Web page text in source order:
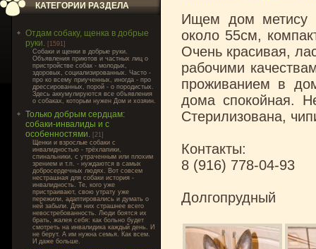
КАТЕГОРИИ РАЗДЕЛА
Отдам собаку, щенка в добрые
руки. [1591]
Cобаки и щенки в добрые руки.
Объявления приютов и частных лиц о
пристройстве собак - молодых,
здоровых, социализированных. Часто -
про ко всему приученных, иногда - про
дрессированных, порой - о породистых.
Здесь аккумулируются все объявления
о собаках, которым нужен Дом и хозяин.
Только добрым сердцам:
собаки-инвалиды и с
особенностями. [21]
Щенки и взрослые собаки с
инвалидностью - трёхлапики,
спинальники, с утраченным или плохим
зрением и т.п. - нуждаются в самых
добросердечных людях. Вот совсем
нестрашная для собаки история -
инвалидность. Те, кого уже
пристраивают, свою утрату уже
пережили, адаптировались и думать о
ней забыли. Для них страшнее всего
невостребованность. Люди боятся их
брать, жалея себя: как больно будет
смотреть на инвалидика каждый день. И
не берут. А им нужна семья. Как всем.
И даже больше.
Ищем дом метису
около 55см,
Очень красивая,
рабочими
проживанием в
дома спокойная.
Стерилизована,
Контакты:
8 (916) 778-04-93
Долгопрудный